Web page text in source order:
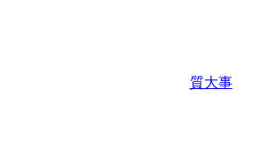
質大事